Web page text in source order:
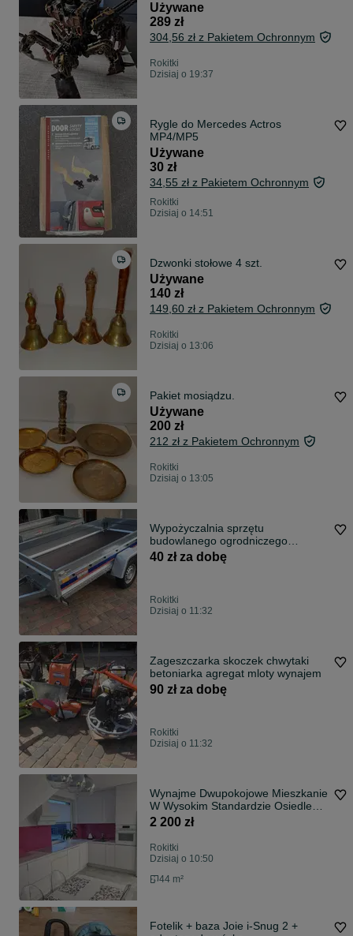
Używane
289 zł
304,56 zł z Pakietem Ochronnym
Rokitki
Dzisiaj o 19:37
Rygle do Mercedes Actros
MP4/MP5
Używane
30 zł
34,55 zł z Pakietem Ochronnym
Rokitki
Dzisiaj o 14:51
Dzwonki stołowe 4 szt.
Używane
140 zł
149,60 zł z Pakietem Ochronnym
Rokitki
Dzisiaj o 13:06
Pakiet mosiądzu.
Używane
200 zł
212 zł z Pakietem Ochronnym
Rokitki
Dzisiaj o 13:05
Wypożyczalnia sprzętu
budowlanego ogrodniczego
przyczep ASTIKA ROKITKI
40 zł za dobę
Rokitki
Dzisiaj o 11:32
Zageszczarka skoczek chwytaki
betoniarka agregat mloty wynajem
90 zł za dobę
Rokitki
Dzisiaj o 11:32
Wynajme Dwupokojowe Mieszkanie
W Wysokim Standardzie Osiedle
Rokitki.
2 200 zł
Rokitki
Dzisiaj o 10:50
44 m²
Fotelik + baza Joie i-Snug 2 +